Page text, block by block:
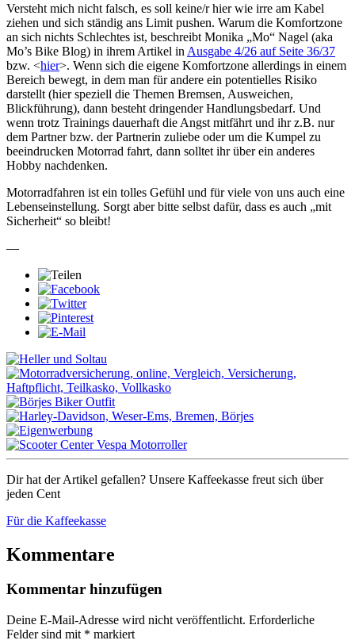
Versteht mich nicht falsch, es soll keine/r hier wie irre am Kabel
ziehen und sich ständig ans Limit pushen. Warum die Komfortzone
an sich nichts Schlechtes ist, beschreibt Monika „Mo“ Nagel (aka
Mo’s Bike Blog) in ihrem Artikel in Ausgabe 4/26 auf Seite 36/37
bzw. <hier>. Wenn sich die eigene Komfortzone allerdings in einem
Bereich bewegt, in dem man für andere ein potentielles Risiko
darstellt (hier speziell die Themen Bremsen, Ausweichen,
Blickführung), dann besteht dringender Handlungsbedarf. Und
wenn trotz Trainings dauerhaft die Angst mitfährt und ihr z.B. nur
dem Partner bzw. der Partnerin zuliebe oder um die Kumpel zu
beeindrucken Motorrad fahrt, dann solltet ihr über ein anderes
Hobby nachdenken.
Motorradfahren ist ein tolles Gefühl und für viele von uns auch eine
Lebenseinstellung. Sorgt aber bitte selbst dafür, dass es auch „mit
Sicherheit“ so bleibt!
—
Dir hat der Artikel gefallen? Unsere Kaffeekasse freut sich über
jeden Cent
Für die Kaffeekasse
Kommentare
Kommentar hinzufügen
Deine E-Mail-Adresse wird nicht veröffentlicht. Erforderliche
Felder sind mit * markiert